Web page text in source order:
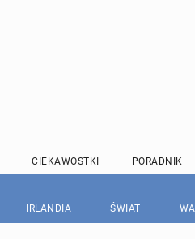
CIEKAWOSTKI PORADNIK
IRLANDIA ŚWIAT